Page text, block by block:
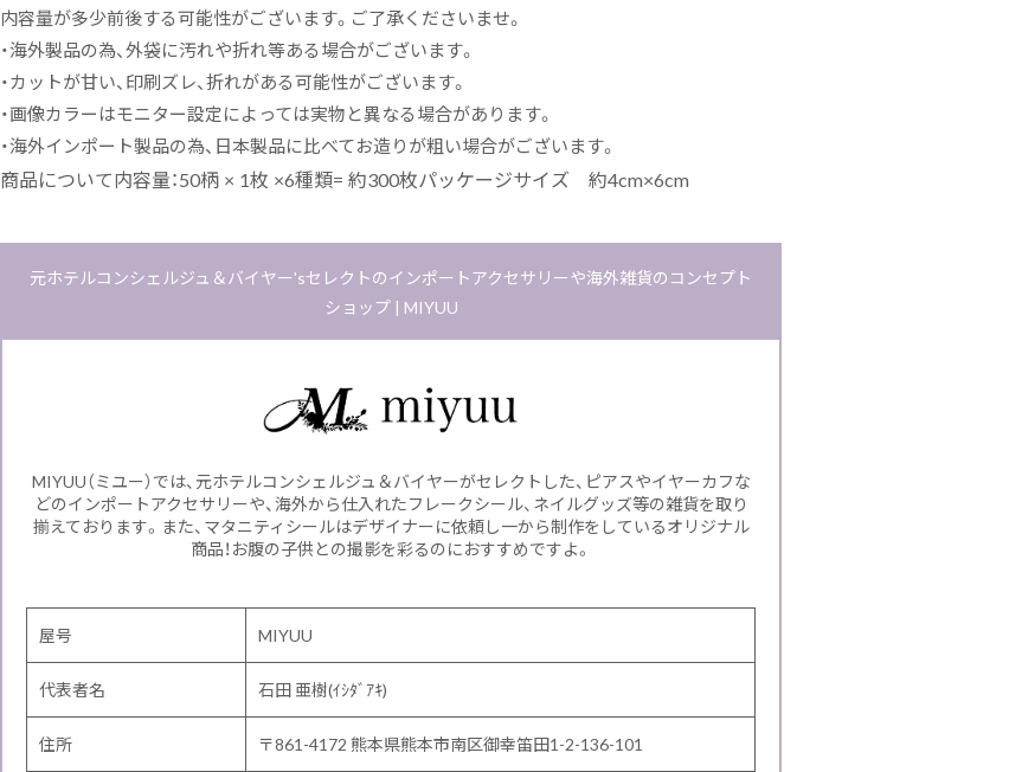
内容量が多少前後する可能性がございます。ご了承くださいませ。
・海外製品の為、外袋に汚れや折れ等ある場合がございます。
・カットが甘い、印刷ズレ、折れがある可能性がございます。
・画像カラーはモニター設定によっては実物と異なる場合があります。
・海外インポート製品の為、日本製品に比べてお造りが粗い場合がございます。
商品について内容量：50柄 × 1枚 ×6種類= 約300枚パッケージサイズ 約4cm×6cm
元ホテルコンシェルジュ＆バイヤー'sセレクトのインポートアクセサリーや海外雑貨のコンセプト
ショップ | MIYUU
MIYUU（ミユー）では、元ホテルコンシェルジュ＆バイヤーがセレクトした、ピアスやイヤーカフな
どのインポートアクセサリーや、海外から仕入れたフレークシール、ネイルグッズ等の雑貨を取り
揃えております。また、マタニティシールはデザイナーに依頼し一から制作をしているオリジナル
商品！お腹の子供との撮影を彩るのにおすすめですよ。
屋号 MIYUU
代表者名 石田 亜樹(ｲｼﾀﾞｱｷ)
住所 〒861-4172 熊本県熊本市南区御幸笛田1-2-136-101